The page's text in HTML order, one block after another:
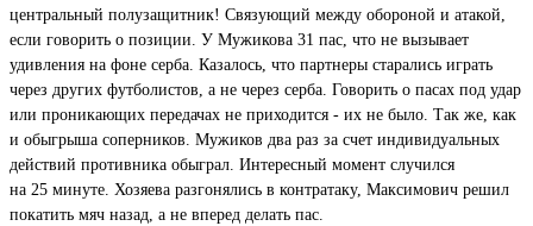
центральный полузащитник! Связующий между обороной и атакой,
если говорить о позиции. У Мужикова 31 пас, что не вызывает
удивления на фоне серба. Казалось, что партнеры старались играть
через других футболистов, а не через серба. Говорить о пасах под удар
или проникающих передачах не приходится - их не было. Так же, как
и обыгрыша соперников. Мужиков два раз за счет индивидуальных
действий противника обыграл. Интересный момент случился
на 25 минуте. Хозяева разгонялись в контратаку, Максимович решил
покатить мяч назад, а не вперед делать пас.